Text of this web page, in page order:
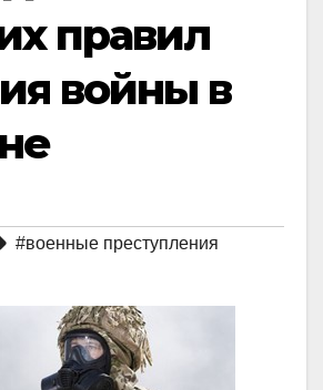
правил
войны в
#военные преступления